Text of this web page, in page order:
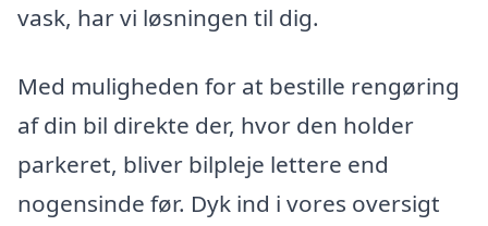
vask, har vi løsningen til dig.
Med muligheden for at bestille rengøring
af din bil direkte der, hvor den holder
parkeret, bliver bilpleje lettere end
nogensinde før. Dyk ind i vores oversigt